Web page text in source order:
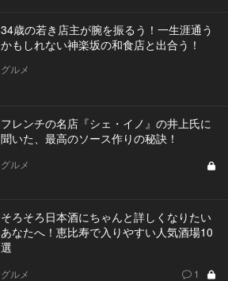
34歳の若き店主が腕を振るう！一生涯通う
かもしれない神楽坂の和食店と出合う！
グルメ
フレンチの名店『シェ・イノ』の井上氏に
聞いた、最高のソース作りの秘訣！
グルメ
そろそろ日本酒にちゃんと詳しくなりたい
あなたへ！恵比寿で入りやすい人気酒場10
選
グルメ 1